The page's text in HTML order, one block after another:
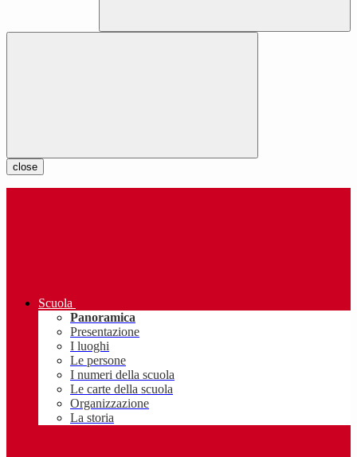
close
Scuola
Panoramica
Presentazione
I luoghi
Le persone
I numeri della scuola
Le carte della scuola
Organizzazione
La storia